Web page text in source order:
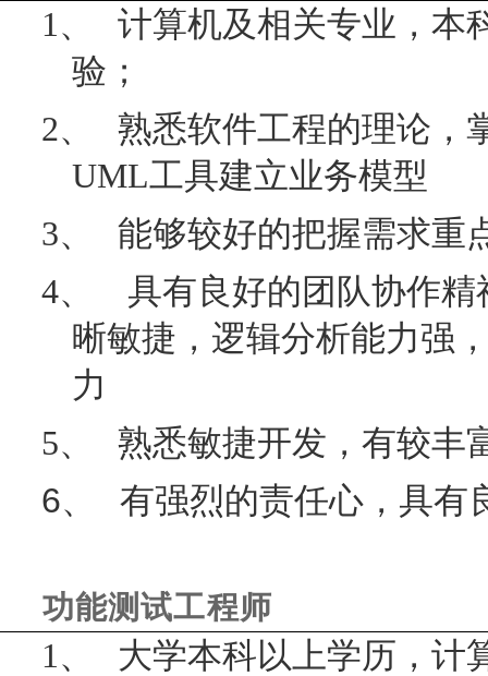
1、
计算机及相关专业，本
验；
2、
熟悉软件工程的理论，
UML工具建立业务模型
3、
能够较好的把握需求重
4、
具有良好的团队协作
晰敏捷，逻辑分析能力强
力
5、
熟悉敏捷开发，有较丰
6、 有强烈的责任心，具有
功能测试工程师
1、
大学本科以上学历，计